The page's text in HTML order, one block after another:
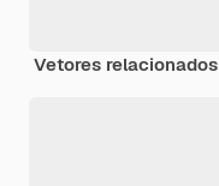
Vetores relacionados